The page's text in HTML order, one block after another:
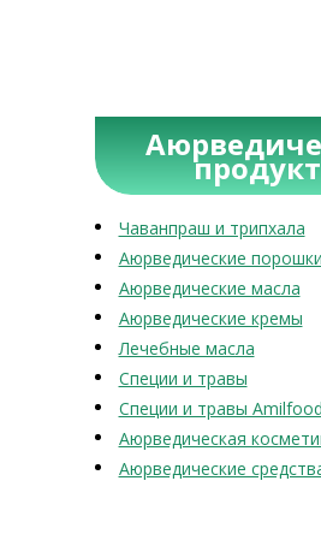
Чаванпраш и трипхала
Аюрведические порошки
Аюрведические масла
Аюрведические кремы
Лечебные масла
Специи и травы
Специи и травы
Аюрведическая
Аюрведические